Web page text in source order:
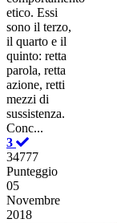
etico. Essi
sono il terzo,
il quarto e il
quinto: retta
parola, retta
azione, retti
mezzi di
sussistenza.
Conc...
3
34777
Punteggio
05
Novembre
2018